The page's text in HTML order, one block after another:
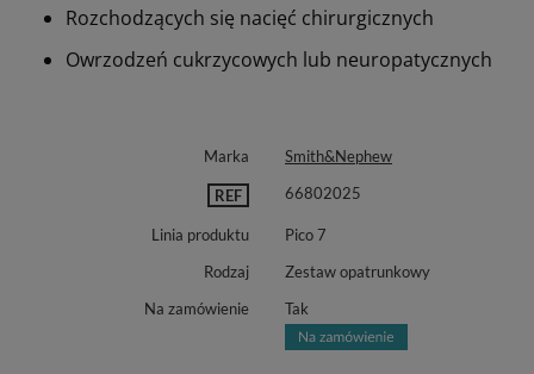
Rozchodzących się nacięć chirurgicznych
Owrzodzeń cukrzycowych lub neuropatycznych
Marka Smith&Nephew
REF 66802025
Linia produktu
Pico 7
Rodzaj
Zestaw opatrunkowy
Na zamówienie
Tak